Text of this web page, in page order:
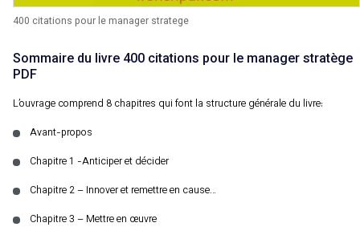
400 citations pour le manager stratege
Sommaire du livre 400 citations pour le manager stratège
PDF
L’ouvrage comprend 8 chapitres qui font la structure générale du livre:
Avant-propos
Chapitre 1 -Anticiper et décider
Chapitre 2 – Innover et remettre en cause…
Chapitre 3 – Mettre en œuvre